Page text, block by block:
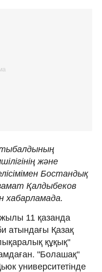
және
Бостандық
Қалдыбеков
хабарламада.
11 қазанда
атындағы Қазақ
құқық"
"Болашақ"
университетінде